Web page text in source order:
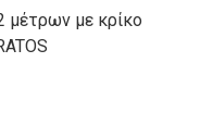
μέτρων με κρίκο